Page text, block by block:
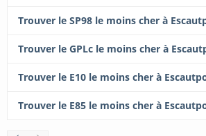
Trouver le SP98 le moins cher à
Trouver le GPLc le moins cher à
Trouver le E10 le moins cher à
Trouver le E85 le moins cher à